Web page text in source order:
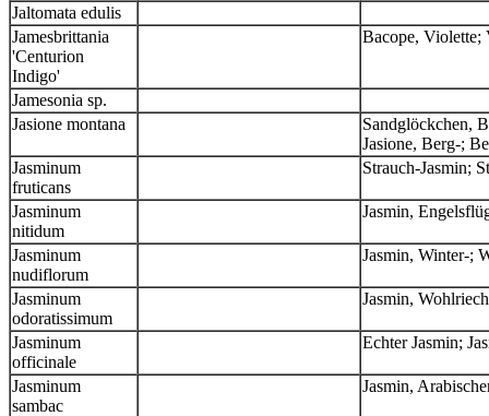
Jaltomata edulis
Jamesbrittania
'Centurion
Indigo'
Bacope,
Jamesonia sp.
Jasione montana
Sandglöckchen,
Jasione, Berg-;
Jasminum
fruticans
Strauch-Jasmin;
Jasminum
nitidum
Jasmin,
Jasminum
nudiflorum
Jasmin, Winter-;
Jasminum
odoratissimum
Jasmin,
Jasminum
officinale
Echter Jasmin;
Jasminum
sambac
Jasmin,